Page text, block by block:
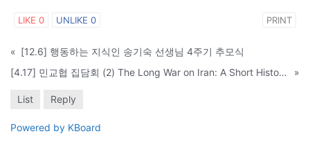
LIKE 0 UNLIKE 0 PRINT
« [12.6] 행동하는 지식인 송기숙 선생님 4주기 추모식
[4.17] 민교협 집담회 (2) The Long War on Iran: A Short History (수정)
»
List Reply
Powered by KBoard